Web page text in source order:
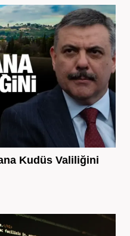
Kudüs Valiliğini